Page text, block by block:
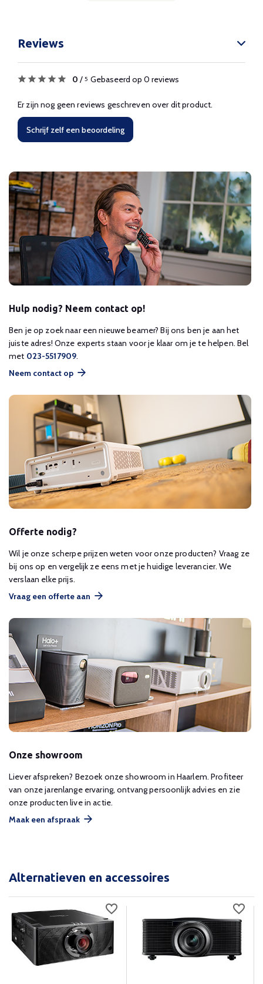
Reviews
0 / 5 Gebaseerd op 0 reviews
Er zijn nog geen reviews geschreven over dit product.
Schrijf zelf een beoordeling
Hulp nodig? Neem contact op!
Ben je op zoek naar een nieuwe beamer? Bij ons ben je aan het
juiste adres! Onze experts staan voor je klaar om je te helpen. Bel
met 023-5517909.
Neem contact op
Offerte nodig?
Wil je onze scherpe prijzen weten voor onze producten? Vraag ze
bij ons op en vergelijk ze eens met je huidige leverancier. We
verslaan elke prijs.
Vraag een offerte aan
Onze showroom
Liever afspreken? Bezoek onze showroom in Haarlem. Profiteer
van onze jarenlange ervaring, ontvang persoonlijk advies en zie
onze producten live in actie.
Maak een afspraak
Alternatieven en accessoires